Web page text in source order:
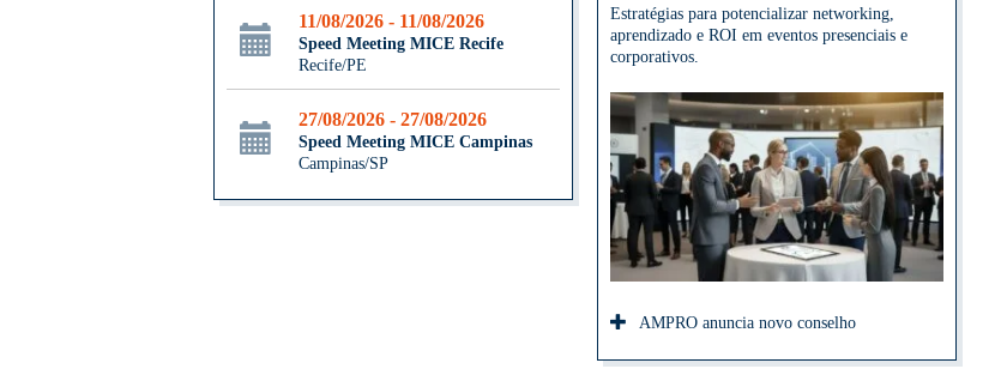
11/08/2026 - 11/08/2026
Speed Meeting MICE Recife
Recife/PE
27/08/2026 - 27/08/2026
Speed Meeting MICE Campinas
Campinas/SP
Estratégias para potencializar networking,
aprendizado e ROI em eventos presenciais e
corporativos.
AMPRO anuncia novo conselho